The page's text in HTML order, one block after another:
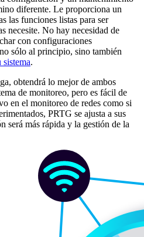
diferente. Le proporciona un
las funciones listas para ser
necesite. No hay necesidad de
con configuraciones
sólo al principio, sino también
.
obtendrá lo mejor de ambos
de monitoreo, pero es fácil de
en el monitoreo de redes como si
PRTG se ajusta a sus
será más rápida y la gestión de la